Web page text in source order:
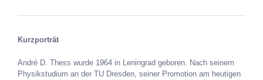
Kurzporträt
André D. Thess wurde 1964 in Leningrad geboren. Nach seinem
Physikstudium an der TU Dresden, seiner Promotion am heutigen